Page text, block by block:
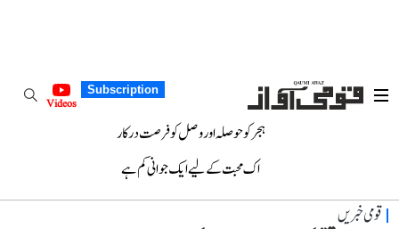
Subscription
Videos
ہجر کو حوصلہ اور وصل کو فرصت درکار
اک محبت کے لیے ایک جوانی کم ہے
قومی خبریں